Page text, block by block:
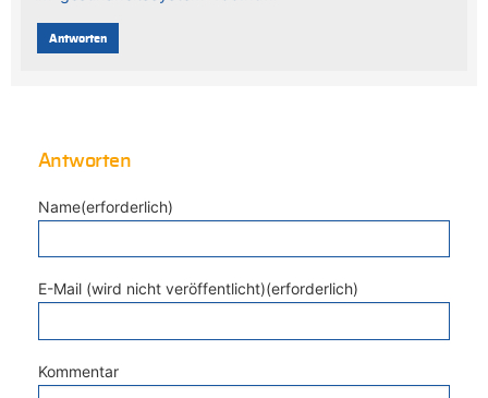
Antworten
Antworten
Name(erforderlich)
E-Mail (wird nicht veröffentlicht)(erforderlich)
Kommentar